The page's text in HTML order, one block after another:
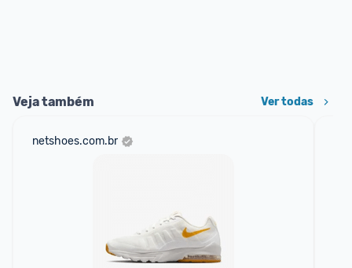
Veja também Ver todas
netshoes.com.br